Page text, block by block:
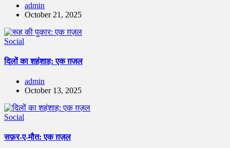
admin
October 21, 2025
Social
दिलों का शहंशाह: एक ग़ज़ल
admin
October 13, 2025
Social
सफ़र-ए-मौत: एक ग़ज़ल